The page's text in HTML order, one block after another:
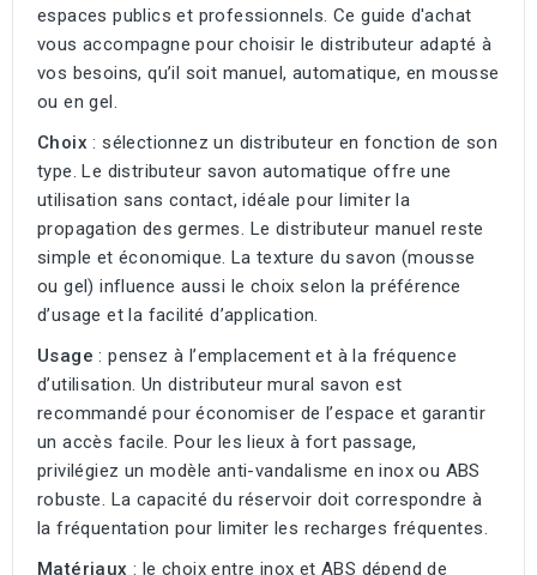
espaces publics et professionnels. Ce guide d'achat
vous accompagne pour choisir le distributeur adapté à
vos besoins, qu’il soit manuel, automatique, en mousse
ou en gel.
Choix : sélectionnez un distributeur en fonction de son
type. Le distributeur savon automatique offre une
utilisation sans contact, idéale pour limiter la
propagation des germes. Le distributeur manuel reste
simple et économique. La texture du savon (mousse
ou gel) influence aussi le choix selon la préférence
d’usage et la facilité d’application.
Usage : pensez à l’emplacement et à la fréquence
d’utilisation. Un distributeur mural savon est
recommandé pour économiser de l’espace et garantir
un accès facile. Pour les lieux à fort passage,
privilégiez un modèle anti-vandalisme en inox ou ABS
robuste. La capacité du réservoir doit correspondre à
la fréquentation pour limiter les recharges fréquentes.
Matériaux : le choix entre inox et ABS dépend de